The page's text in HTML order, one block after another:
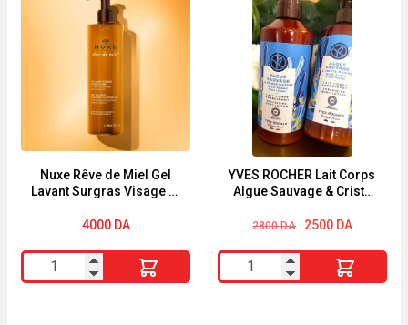
Nuxe Rêve de Miel Gel
Lavant Surgras Visage et
4000 DA
quantité
de
YVES ROCHER Lait Corps
Algue Sauvage & Criste
2800DA
Le
initial
était :
2800 DA.
2500 DA
Le
actuel
est :
2500 DA.
quantité
de